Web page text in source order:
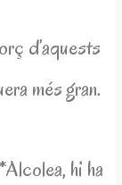
d’aquests
més gran.
hi ha